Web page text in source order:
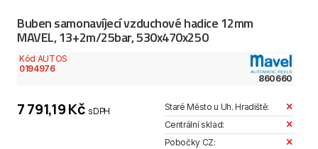
Buben samonavíjecí vzduchové hadice 12mm
MAVEL, 13+2m/25bar, 530x470x250
Kód AUTOS
0194976
860660
7 791,19 Kč s DPH
Staré Město u Uh. Hradiště:
Centrální sklad:
Pobočky CZ: